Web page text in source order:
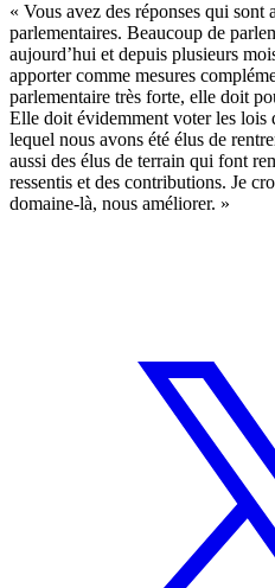
« Vous avez des réponses qui sont
parlementaires. Beaucoup de
aujourd’hui et depuis plusieurs
apporter comme mesures
parlementaire très forte, elle doit
Elle doit évidemment voter les lois
lequel nous avons été élus de
aussi des élus de terrain qui font
ressentis et des contributions. Je
domaine-là, nous améliorer. »